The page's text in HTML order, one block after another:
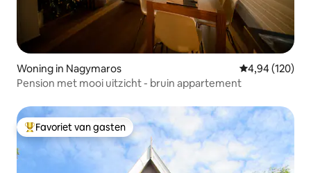
Woning in Nagymaros Gemiddelde
4,94 (120)
Pension met mooi uitzicht - bruin appartement
Topfavoriet van gasten
Favoriet van gasten